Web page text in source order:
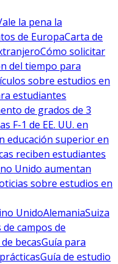
la pena la
de EuropaCarta de
Cómo solicitar
del tiempo para
sobre estudios en
estudiantes
de grados de 3
F-1 de EE. UU. en
educación superior en
reciben estudiantes
Unido aumentan
sobre estudios en
UnidoAlemaniaSuiza
de campos de
becasGuía para
Guía de estudio